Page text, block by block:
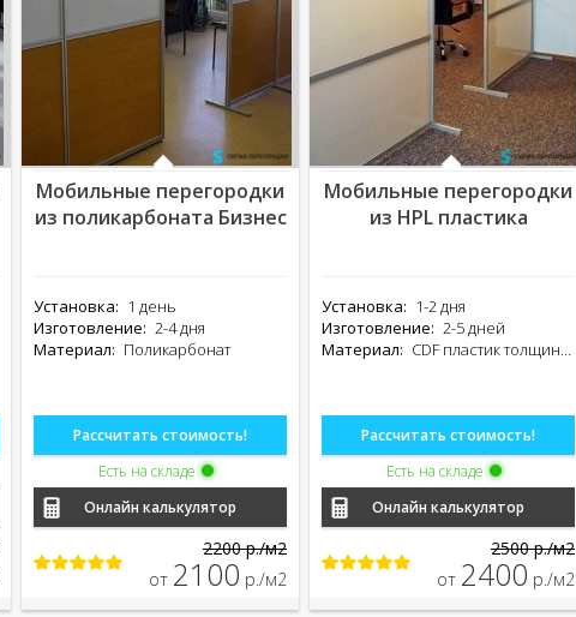
Мобильные перегородки
из поликарбоната Бизнес
Установка: 1 день
Изготовление: 2-4 дня
Материал: Поликарбонат
Рассчитать стоимость!
Есть на складе
Онлайн калькулятор
2200 р./м2
от 2100 р./м2
Мобильные перегородки
из HPL пластика
Установка: 1-2 дня
Изготовление: 2-5 дней
Материал: CDF пластик толщина 6 мм
Рассчитать стоимость!
Есть на складе
Онлайн калькулятор
2500 р./м2
от 2400 р./м2